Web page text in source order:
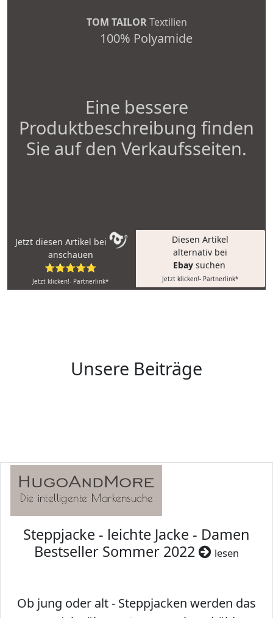
TOM TAILORTextilien
100% Polyamide
Eine bessere
Produktbeschreibung finden
Sie auf den Verkaufsseiten.
Jetzt diesen Artikel bei
anschauen
⭐⭐⭐⭐⭐
Jetzt klicken!- Partnerlink*
Diesen Artikel
alternativ bei
Ebay suchen
Jetzt klicken!- Partnerlink*
Unsere Beiträge
Steppjacke - leichte Jacke - Damen
Bestseller Sommer 2022
lesen
Ob jung oder alt - Steppjacken werden das